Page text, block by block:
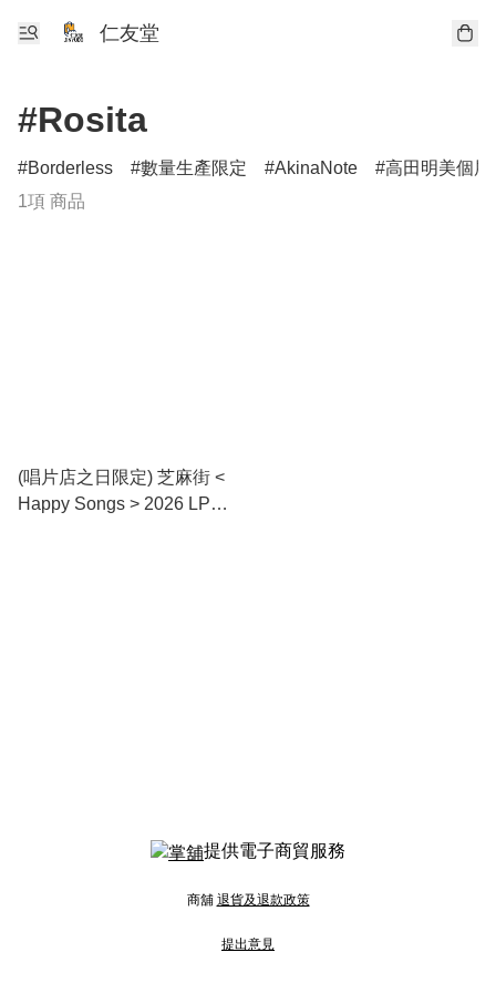
仁友堂
#Rosita
Borderless 數量生產限定 AkinaNote
高田明美個
1項 商品
(唱片店之日限定) 芝麻街 <
Happy Songs > 2026 LP黑
提供電子商貿服務
商舖 退貨及退款政策
提出意見